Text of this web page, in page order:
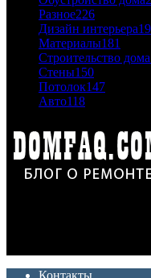
Разное226
Дизайн интерьера
Материалы181
Строительство дома
Стены150
Потолок147
Авто118
Контакты